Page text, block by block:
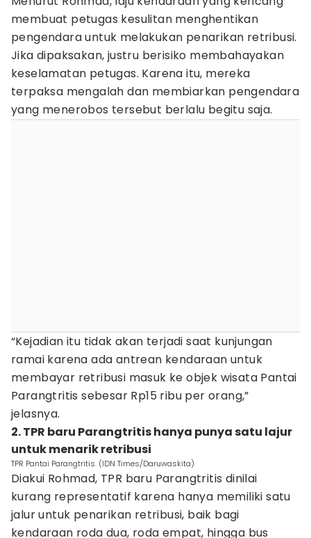
membuat petugas kesulitan menghentikan
pengendara untuk melakukan penarikan retribusi.
Jika dipaksakan, justru berisiko membahayakan
keselamatan petugas. Karena itu, mereka
terpaksa mengalah dan membiarkan pengendara
yang menerobos tersebut berlalu begitu saja.
“Kejadian itu tidak akan terjadi saat kunjungan
ramai karena ada antrean kendaraan untuk
membayar retribusi masuk ke objek wisata Pantai
Parangtritis sebesar Rp15 ribu per orang,”
jelasnya.
‎2. TPR baru Parangtritis hanya punya satu lajur
untuk menarik retribusi
TPR Pantai Parangtritis. (IDN Times/Daruwaskita)
Diakui Rohmad, TPR baru Parangtritis dinilai
kurang representatif karena hanya memiliki satu
jalur untuk penarikan retribusi, baik bagi
kendaraan roda dua, roda empat, hingga bus